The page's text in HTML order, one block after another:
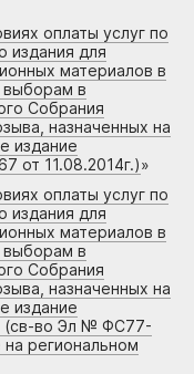
оплаты услуг по
издания для
материалов в
выборам в
Собрания
назначенных на
издание
от 11.08.2014г.)»
оплаты услуг по
издания для
материалов в
выборам в
Собрания
назначенных на
издание
(св-во Эл № ФС77-
региональном